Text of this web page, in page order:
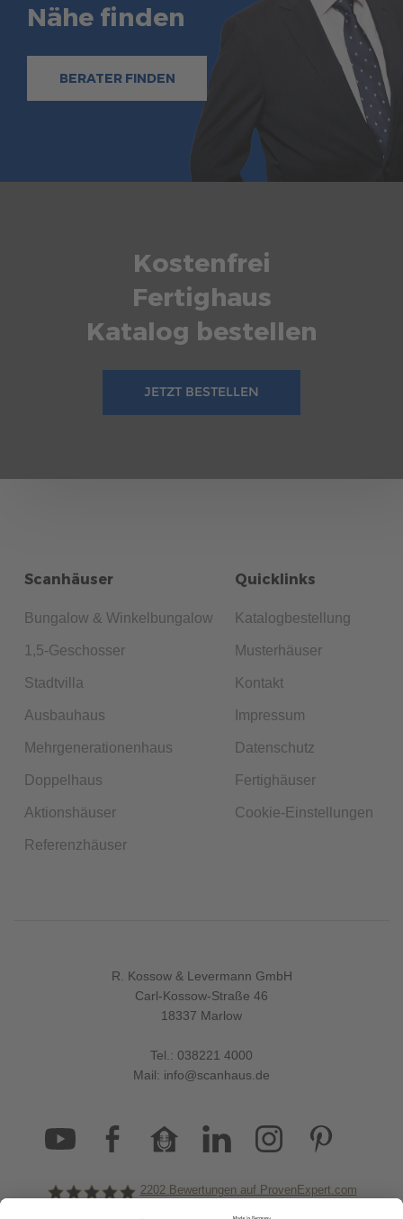
Nähe finden
BERATER FINDEN
Kostenfrei
Fertighaus
Katalog bestellen
JETZT BESTELLEN
Scanhäuser
Bungalow & Winkelbungalow
1,5-Geschosser
Stadtvilla
Ausbauhaus
Mehrgenerationenhaus
Doppelhaus
Aktionshäuser
Referenzhäuser
Quicklinks
Katalogbestellung
Musterhäuser
Kontakt
Impressum
Datenschutz
Fertighäuser
Cookie-Einstellungen
R. Kossow & Levermann GmbH
Carl-Kossow-Straße 46
18337 Marlow
Tel.: 038221 4000
Mail: info@scanhaus.de
2202 Bewertungen auf ProvenExpert.com